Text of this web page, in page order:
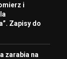
i
Zapisy do
zarabia na